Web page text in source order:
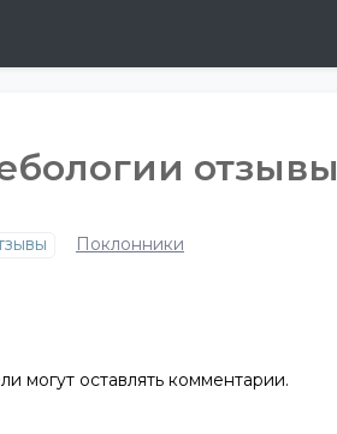
отзывы
Поклонники
могут оставлять комментарии.